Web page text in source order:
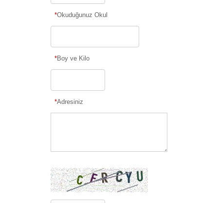
*Okuduğunuz Okul
*Boy ve Kilo
*Adresiniz